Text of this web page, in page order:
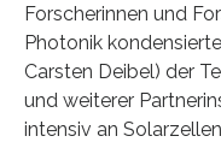
Forscherinnen und
Photonik
Carsten Deibel) der
und weiterer
intensiv an